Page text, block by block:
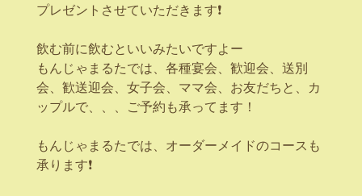
プレゼントさせていただきます❗
飲む前に飲むといいみたいですよー
もんじゃまるたでは、各種宴会、歓迎会、送別
会、歓送迎会、女子会、ママ会、お友だちと、カ
ップルで、、、ご予約も承ってます！
もんじゃまるたでは、オーダーメイドのコースも
承ります❗